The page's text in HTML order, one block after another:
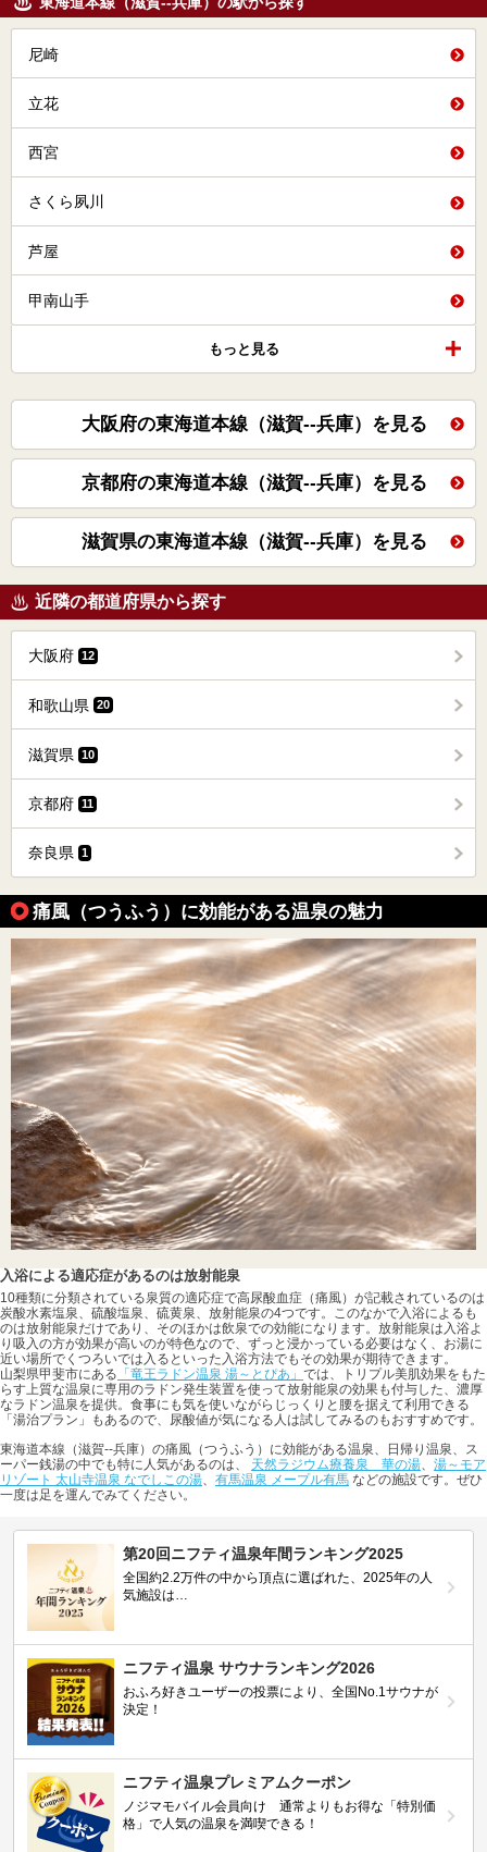
尼崎
立花
西宮
さくら夙川
芦屋
甲南山手
もっと見る
大阪府の東海道本線（滋賀--兵庫）を見る
京都府の東海道本線（滋賀--兵庫）を見る
滋賀県の東海道本線（滋賀--兵庫）を見る
近隣の都道府県から探す
大阪府 12
和歌山県 20
滋賀県 10
京都府 11
奈良県 1
痛風（つうふう）に効能がある温泉の魅力
入浴による適応症があるのは放射能泉
10種類に分類されている泉質の適応症で高尿酸血症（痛風）が記載されているのは
炭酸水素塩泉、硫酸塩泉、硫黄泉、放射能泉の4つです。このなかで入浴によるも
のは放射能泉だけであり、そのほかは飲泉での効能になります。放射能泉は入浴よ
り吸入の方が効果が高いのが特色なので、ずっと浸かっている必要はなく、お湯に
近い場所でくつろいでは入るといった入浴方法でもその効果が期待できます。
山梨県甲斐市にある 「竜王ラドン温泉 湯～とぴあ」 では、トリプル美肌効果をもた
らす上質な温泉に専用のラドン発生装置を使って放射能泉の効果も付与した、濃厚
なラドン温泉を提供。食事にも気を使いながらじっくりと腰を据えて利用できる
「湯治プラン」もあるので、尿酸値が気になる人は試してみるのもおすすめです。
東海道本線（滋賀--兵庫）の痛風（つうふう）に効能がある温泉、日帰り温泉、ス
ーパー銭湯の中でも特に人気があるのは、 天然ラジウム療養泉 華の湯、 湯～モア
リゾート 太山寺温泉 なでしこの湯、 有馬温泉 メープル有馬 などの施設です。ぜひ
一度は足を運んでみてください。
第20回ニフティ温泉年間ランキング2025
全国約2.2万件の中から頂点に選ばれた、2025年の人
気施設は…
ニフティ温泉 サウナランキング2026
おふろ好きユーザーの投票により、全国No.1サウナが
決定！
ニフティ温泉プレミアムクーポン
ノジマモバイル会員向け 通常よりもお得な「特別価
格」で人気の温泉を満喫できる！